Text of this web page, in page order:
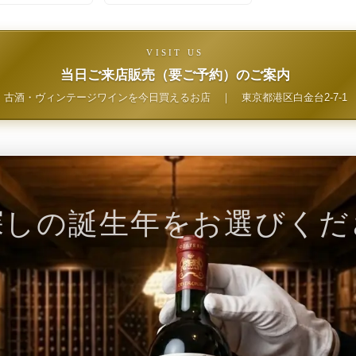
VISIT US
当日ご来店販売（要ご予約）のご案内
古酒・ヴィンテージワインを今日買えるお店｜ 東京都港区白金台2-7-1
の誕生年をお選びく